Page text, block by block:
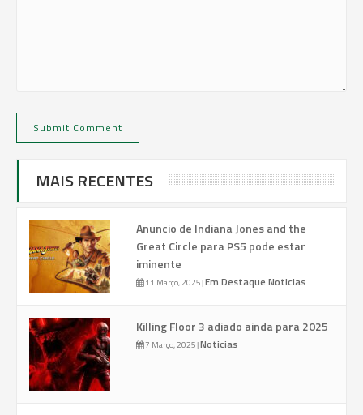
MAIS RECENTES
Anuncio de Indiana Jones and the
Great Circle para PS5 pode estar
iminente
11 Março, 2025|Em Destaque Noticias
Killing Floor 3 adiado ainda para 2025
7 Março, 2025|Noticias